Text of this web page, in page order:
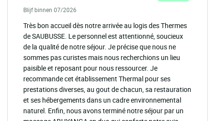
Blijf binnen 07/2026
Très bon accueil dès notre arrivée au logis des Thermes
de SAUBUSSE. Le personnel est attentionné, soucieux
de la qualité de notre séjour. Je précise que nous ne
sommes pas curistes mais nous recherchions un lieu
paisible et reposant pour nous ressourcer. Je
recommande cet établissement Thermal pour ses
prestations diverses, au gout de chacun, sa restauration
et ses hébergements dans un cadre environnemental
naturel. Enfin, nous avons terminé notre séjour par un